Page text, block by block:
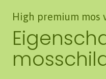
High premium mos